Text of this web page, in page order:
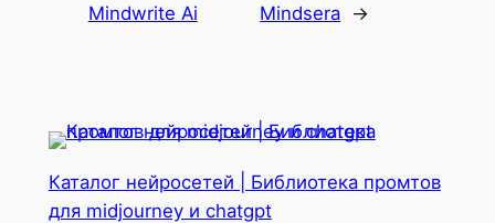
Mindwrite Ai
Mindsera →
Каталог нейросетей | Библиотека промтов
для midjourney и chatgpt